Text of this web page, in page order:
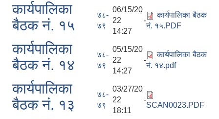
कार्यपालिका
बैठक नं. १५
७८-
७९
06/15/20
22 -
14:27
कार्यपालिका बैठक
नं. १५.PDF
कार्यपालिका
बैठक नं. १४
७८-
७९
05/15/20
22 -
14:27
कार्यपालिका बैठक
नं. १४.pdf
कार्यपालिका
बैठक नं. १३
७८-
७९
03/27/20
22 -
18:11
SCAN0023.PDF